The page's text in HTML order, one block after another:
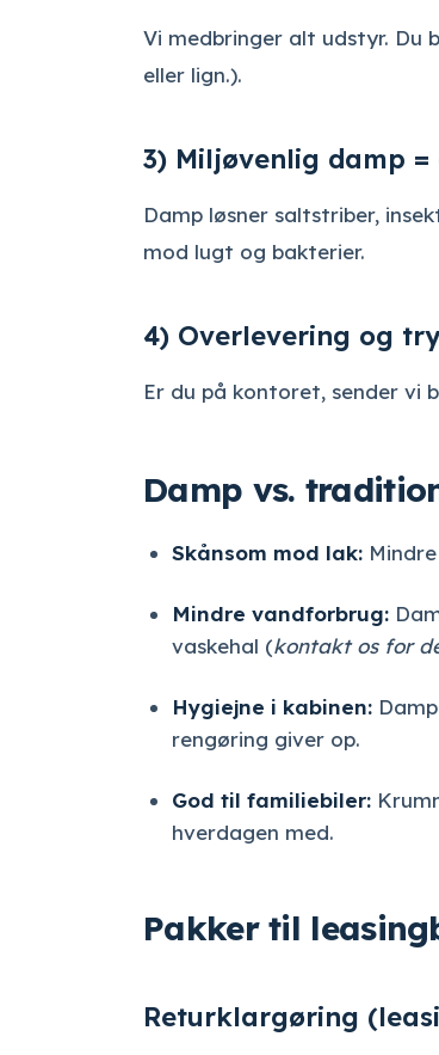
Vi medbringer alt udstyr. Du
eller lign.).
3) Miljøvenlig damp
Damp løsner saltstriber,
mod lugt og bakterier.
4) Overlevering og
Er du på kontoret, sender vi
Damp vs.
Skånsom mod lak:
Mindre vandforbrug:
vaskehal (kontakt os for
Hygiejne i kabinen:
rengøring giver op.
God til familiebiler:
hverdagen med.
Pakker til
Returklargøring